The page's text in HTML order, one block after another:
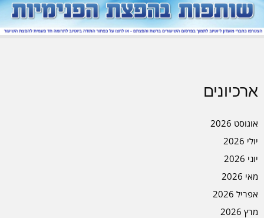
ארכיונים
אוגוסט 2026
יולי 2026
יוני 2026
מאי 2026
אפריל 2026
מרץ 2026